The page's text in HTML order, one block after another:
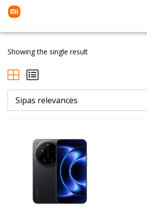
Enter your username and password to login.
Showing the single result
Sipas relevancës